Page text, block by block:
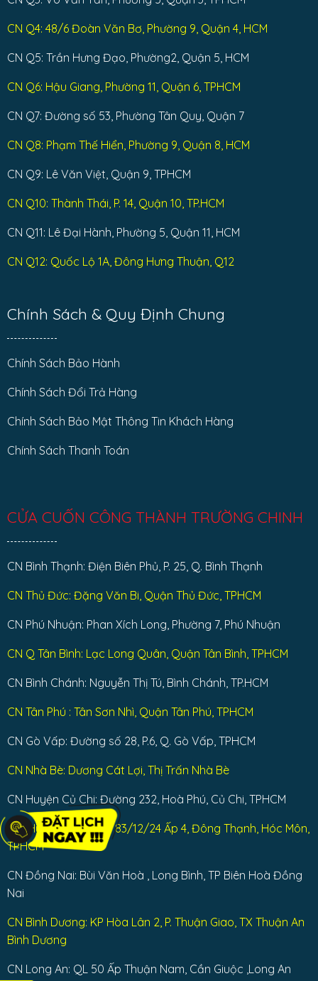
CN Q4: 48/6 Đoàn Văn Bơ, Phường 9, Quận 4, HCM
CN Q5: Trần Hưng Đạo, Phường2, Quận 5, HCM
CN Q6: Hậu Giang, Phường 11, Quận 6, TPHCM
CN Q7: Đường số 53, Phường Tân Quy, Quận 7
CN Q8: Phạm Thế Hiển, Phường 9, Quận 8, HCM
CN Q9: Lê Văn Việt, Quận 9, TPHCM
CN Q10: Thành Thái, P. 14, Quận 10, TP.HCM
CN Q11: Lê Đại Hành, Phường 5, Quận 11, HCM
CN Q12: Quốc Lộ 1A, Đông Hưng Thuận, Q12
Chính Sách & Quy Định Chung
Chính Sách Bảo Hành
Chính Sách Đổi Trả Hàng
Chính Sách Bảo Mật Thông Tin Khách Hàng
Chính Sách Thanh Toán
CỬA CUỐN CÔNG THÀNH TRƯỜNG CHINH
CN Bình Thạnh: Điện Biên Phủ, P. 25, Q. Bình Thạnh
CN Thủ Đức: Đặng Văn Bi, Quận Thủ Đức, TPHCM
CN Phú Nhuận: Phan Xích Long, Phường 7, Phú Nhuận
CN Q Tân Bình: Lạc Long Quân, Quận Tân Bình, TPHCM
CN Bình Chánh: Nguyễn Thị Tú, Bình Chánh, TP.HCM
CN Tân Phú : Tân Sơn Nhì, Quận Tân Phú, TPHCM
CN Gò Vấp: Đường số 28, P.6, Q. Gò Vấp, TPHCM
CN Nhà Bè: Dương Cát Lợi, Thị Trấn Nhà Bè
CN Huyện Củ Chi: Đường 232, Hoà Phú, Củ Chi, TPHCM
CN: Huyện Hóc Môn: 83/12/24 Ấp 4, Đông Thạnh, Hóc Môn,
TPHCM
CN Đồng Nai: Bùi Văn Hoà , Long Bình, TP Biên Hoà Đồng
Nai
CN Bình Dương: KP Hòa Lân 2, P. Thuận Giao, TX Thuận An
Bình Dương
CN Long An: QL 50 Ấp Thuận Nam, Cần Giuộc ,Long An